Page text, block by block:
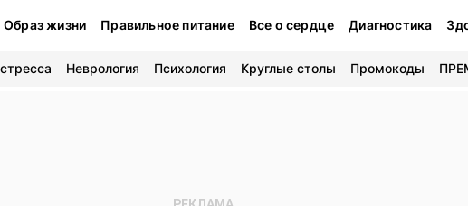
Образ жизни Правильное питание Все о сердце Диагностика
Неврология Психология Круглые столы Промокоды